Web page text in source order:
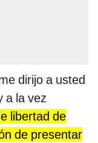
dirijo a usted
a la vez
libertad de
de presentar